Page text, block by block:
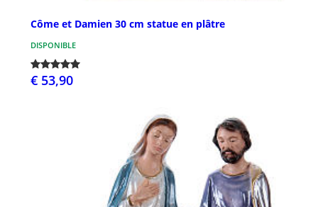
Côme et Damien 30 cm statue en plâtre
DISPONIBLE
€ 53,90